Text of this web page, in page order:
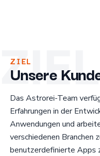
ZIEL
ZIEL
Unsere
Das Astrorei-Team
Erfahrungen in der
Anwendungen und
verschiedenen Branchen
benutzerdefinierte Apps